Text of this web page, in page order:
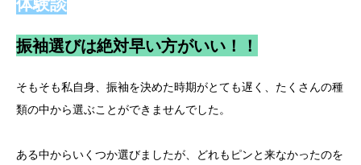
振袖選びは絶対早い方がいい！！
そもそも私自身、振袖を決めた時期がとても遅く、たくさんの種
類の中から選ぶことができませんでした。
ある中からいくつか選びましたが、どれもピンと来なかったのを